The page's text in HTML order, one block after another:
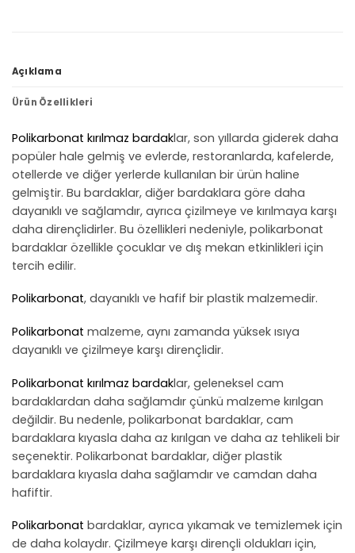
Açıklama
Ürün Özellikleri
Polikarbonat kırılmaz bardaklar, son yıllarda giderek daha
popüler hale gelmiş ve evlerde, restoranlarda, kafelerde,
otellerde ve diğer yerlerde kullanılan bir ürün haline
gelmiştir. Bu bardaklar, diğer bardaklara göre daha
dayanıklı ve sağlamdır, ayrıca çizilmeye ve kırılmaya karşı
daha dirençlidirler. Bu özellikleri nedeniyle, polikarbonat
bardaklar özellikle çocuklar ve dış mekan etkinlikleri için
tercih edilir.
Polikarbonat, dayanıklı ve hafif bir plastik malzemedir.
Polikarbonat malzeme, aynı zamanda yüksek ısıya
dayanıklı ve çizilmeye karşı dirençlidir.
Polikarbonat kırılmaz bardaklar, geleneksel cam
bardaklardan daha sağlamdır çünkü malzeme kırılgan
değildir. Bu nedenle, polikarbonat bardaklar, cam
bardaklara kıyasla daha az kırılgan ve daha az tehlikeli bir
seçenektir. Polikarbonat bardaklar, diğer plastik
bardaklara kıyasla daha sağlamdır ve camdan daha
hafiftir.
Polikarbonat bardaklar, ayrıca yıkamak ve temizlemek için
de daha kolaydır. Çizilmeye karşı dirençli oldukları için,